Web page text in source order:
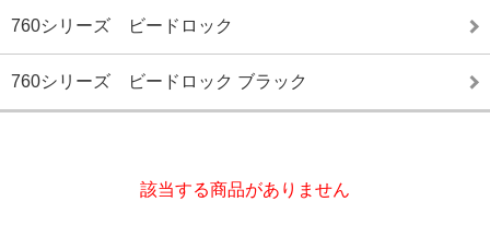
760シリーズ ビードロック
760シリーズ ビードロック ブラック
該当する商品がありません